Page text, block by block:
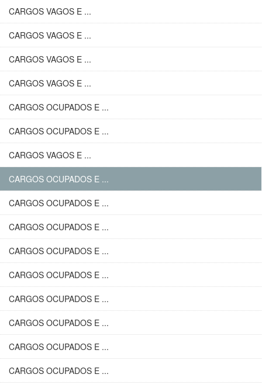
CARGOS VAGOS E ...
CARGOS VAGOS E ...
CARGOS VAGOS E ...
CARGOS VAGOS E ...
CARGOS OCUPADOS E ...
CARGOS OCUPADOS E ...
CARGOS VAGOS E ...
CARGOS OCUPADOS E ...
CARGOS OCUPADOS E ...
CARGOS OCUPADOS E ...
CARGOS OCUPADOS E ...
CARGOS OCUPADOS E ...
CARGOS OCUPADOS E ...
CARGOS OCUPADOS E ...
CARGOS OCUPADOS E ...
CARGOS OCUPADOS E ...